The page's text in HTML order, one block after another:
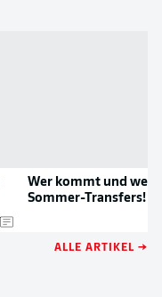
Wer kommt und wer
Sommer-Transfers!
ALLE ARTIKEL →